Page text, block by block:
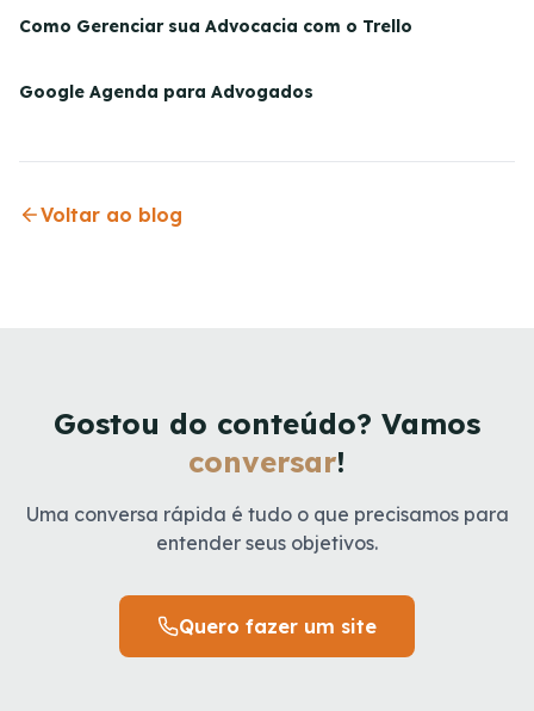
Como Gerenciar sua Advocacia com o Trello
Google Agenda para Advogados
Voltar ao blog
Gostou do conteúdo? Vamos
conversar!
Uma conversa rápida é tudo o que precisamos para
entender seus objetivos.
Quero fazer um site